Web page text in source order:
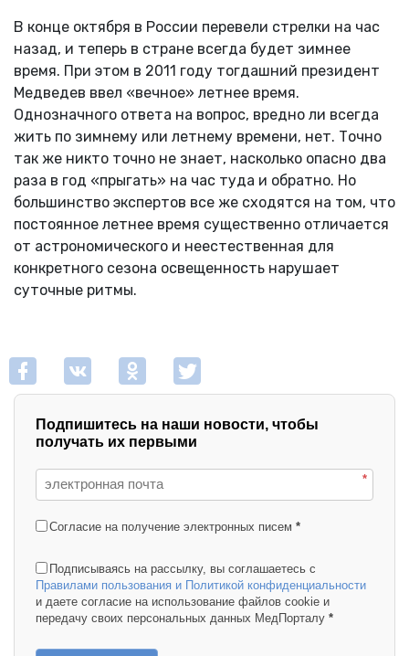
В конце октября в России перевели стрелки на час
назад, и теперь в стране всегда будет зимнее
время. При этом в 2011 году тогдашний президент
Медведев ввел «вечное» летнее время.
Однозначного ответа на вопрос, вредно ли всегда
жить по зимнему или летнему времени, нет. Точно
так же никто точно не знает, насколько опасно два
раза в год «прыгать» на час туда и обратно. Но
большинство экспертов все же сходятся на том, что
постоянное летнее время существенно отличается
от астрономического и неестественная для
конкретного сезона освещенность нарушает
суточные ритмы.
Подпишитесь на наши новости, чтобы
получать их первыми
*
Согласие на получение электронных писем *
Подписываясь на рассылку, вы соглашаетесь с
Правилами пользования и Политикой конфиденциальности
и даете согласие на использование файлов cookie и
передачу своих персональных данных МедПорталу *